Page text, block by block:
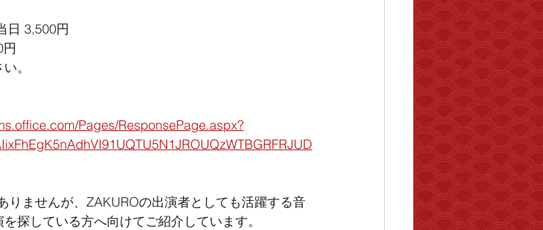
日 3,500円
。
Pages/ResponsePage.aspx?
ませんが、ZAKUROの出演者としても活躍する音
探している方へ向けてご紹介しています。